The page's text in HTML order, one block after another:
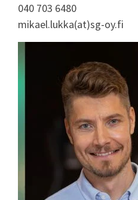
040 703 6480
mikael.lukka(at)sg-oy.fi